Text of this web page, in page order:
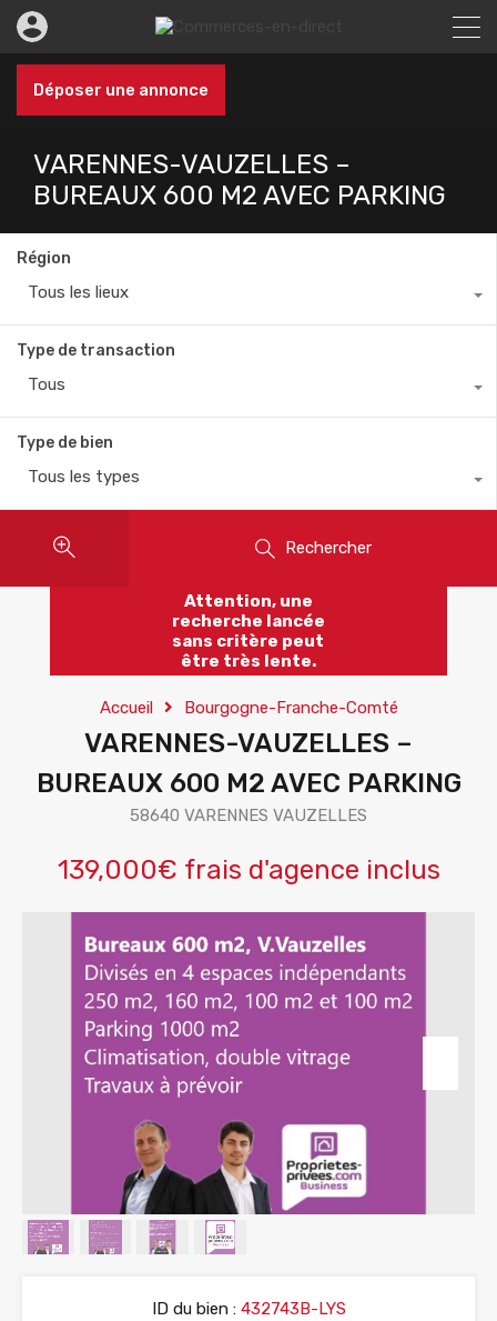
Déposer une annonce
VARENNES-VAUZELLES –
BUREAUX 600 M2 AVEC PARKING
Région
Tous les lieux
Type de transaction
Tous
Type de bien
Tous les types
Rechercher
Attention, une
recherche lancée
sans critère peut
être très lente.
Accueil Bourgogne-Franche-Comté
VARENNES-VAUZELLES –
BUREAUX 600 M2 AVEC PARKING
58640 VARENNES VAUZELLES
139,000€ frais d'agence inclus
ID du bien :432743B-LYS